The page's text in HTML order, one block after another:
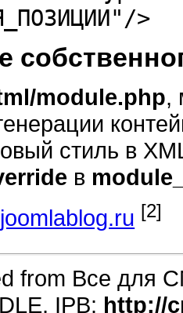
/>
module.php,
стиль в
в
joomlablog.ru [2]
from Все для
IPB: http://